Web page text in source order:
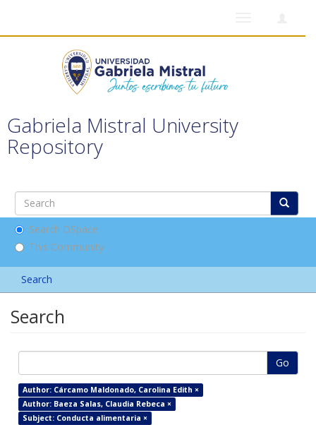
Gabriela Mistral University
Repository
Search DSpace
This Community
Search
Search
Go
Author: Cárcamo Maldonado, Carolina Edith ×
Author: Baeza Salas, Claudia Rebeca ×
Subject: Conducta alimentaria ×